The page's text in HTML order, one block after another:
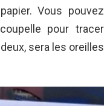
Vous pouvez
pour tracer
sera les oreilles